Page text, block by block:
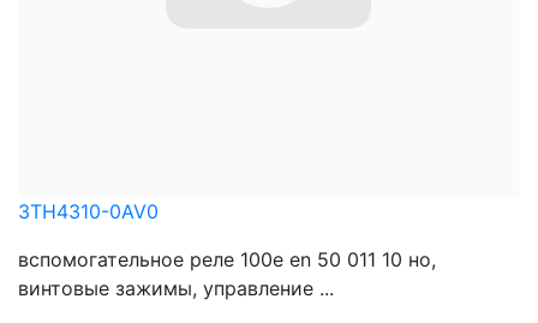
3TH4310-0AV0
вспомогательное реле 100e en 50 011 10 нo,
винтовые зажимы, управление ...